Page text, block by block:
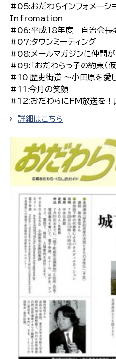
#05:おだわらインフォメー
Infromation
#06:平成18年度 自治会長
#07:タウンミーティング
#08:メールマガジンに仲間が
#09:「おだわらっ子の約束（仮
#10:歴史街道 〜小田原を愛
#11:今月の笑顔
#12:おだわらにFM放送を！
詳細はこちら